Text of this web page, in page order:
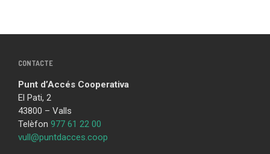
CONTACTE
Punt d’Accés Cooperativa
El Pati, 2
43800 – Valls
Telèfon 977 61 22 00
vull@puntdacces.coop